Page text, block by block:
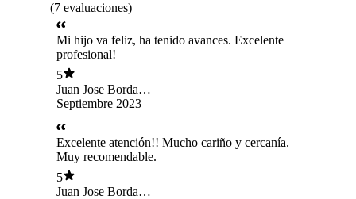
(7 evaluaciones)
Mi hijo va feliz, ha tenido avances. Excelente
profesional!
5
Juan Jose Borda
Angel
Septiembre 2023
Excelente atención!! Mucho cariño y cercanía.
Muy recomendable.
5
Juan Jose Borda